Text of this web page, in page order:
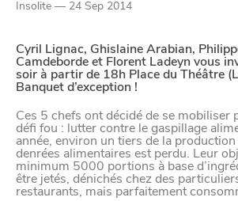
Insolite — 24 Sep 2014
Cyril Lignac, Ghislaine Arabian,
Camdeborde et Florent Ladeyn vous
soir à partir de 18h Place du Théâtre
Banquet d’exception !
Ces 5 chefs ont décidé de se mobiliser
défi fou : lutter contre le gaspillage
année, environ un tiers de la
denrées alimentaires est perdu. Leur
minimum 5000 portions à base
être jetés, dénichés chez des
restaurants, mais parfaitement
confidentialité
Afin de faciliter votre navigation et de
apporter le meilleur service
des cookies pour améliorer le site
visiteurs, notamment selon la
Nos politique de confidentialité